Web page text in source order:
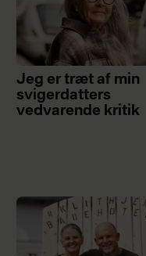
Jeg er træt af min
svigerdatters
vedvarende kritik